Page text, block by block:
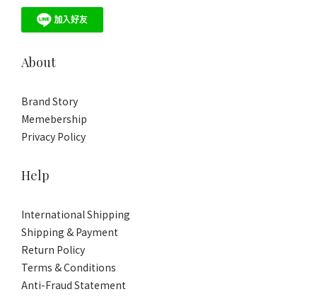
About
Brand Story
Memebership
Privacy Policy
Help
International Shipping
Shipping & Payment
Return Policy
Terms & Conditions
Anti-Fraud Statement